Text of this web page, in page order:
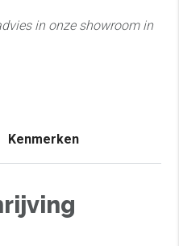
in onze showroom in
Kenmerken